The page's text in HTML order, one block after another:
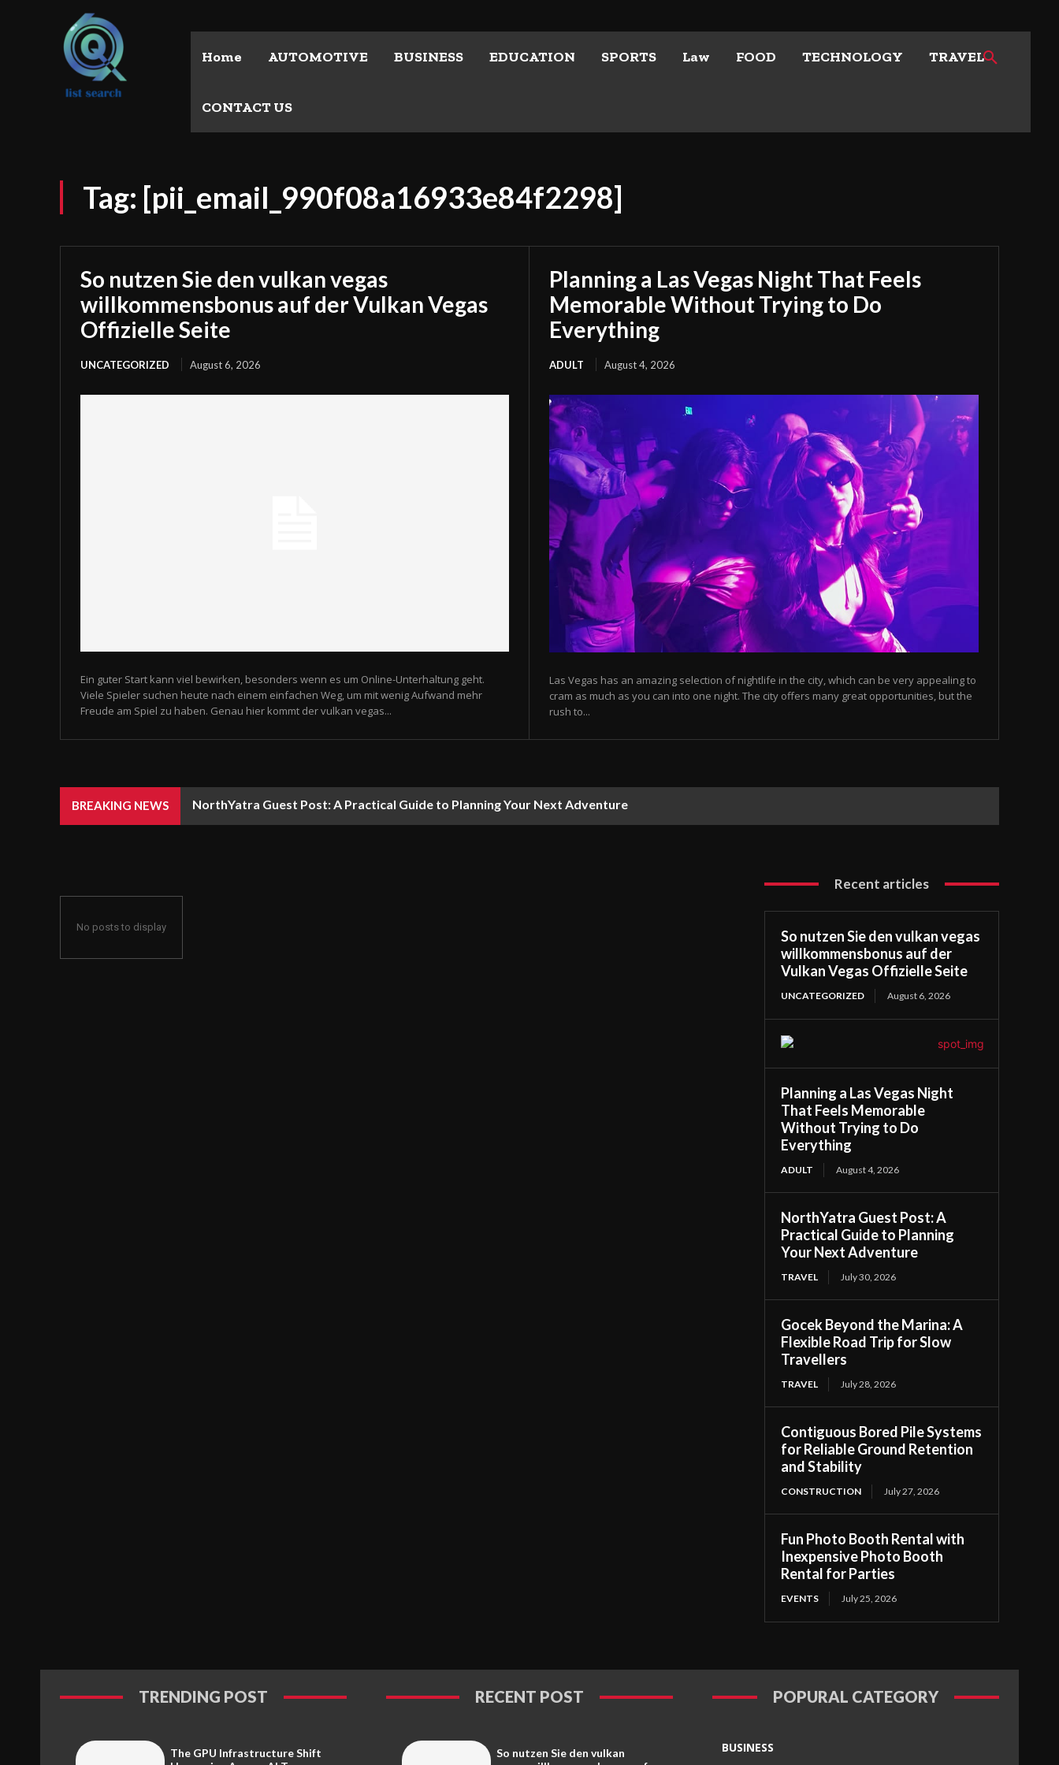
Home AUTOMOTIVE BUSINESS EDUCATION SPORTS Law FOOD TECHNOLOGY TRAVEL
CONTACT US
Tag: [pii_email_990f08a16933e84f2298]
So nutzen Sie den vulkan vegas
willkommensbonus auf der Vulkan Vegas
Offizielle Seite
UNCATEGORIZED August 6, 2026
Ein guter Start kann viel bewirken, besonders wenn es um Online-Unterhaltung geht.
Viele Spieler suchen heute nach einem einfachen Weg, um mit wenig Aufwand mehr
Freude am Spiel zu haben. Genau hier kommt der vulkan vegas...
Planning a Las Vegas Night That Feels
Memorable Without Trying to Do
Everything
ADULT August 4, 2026
Las Vegas has an amazing selection of nightlife in the city, which can be very appealing to
cram as much as you can into one night. The city offers many great opportunities, but the
rush to...
BREAKING NEWS NorthYatra Guest Post: A Practical Guide to Planning Your Next Adventure
No posts to display
Recent articles
So nutzen Sie den vulkan vegas
willkommensbonus auf der
Vulkan Vegas Offizielle Seite
UNCATEGORIZED August 6, 2026
Planning a Las Vegas Night
That Feels Memorable
Without Trying to Do
Everything
ADULT August 4, 2026
NorthYatra Guest Post: A
Practical Guide to Planning
Your Next Adventure
TRAVEL July 30, 2026
Gocek Beyond the Marina: A
Flexible Road Trip for Slow
Travellers
TRAVEL July 28, 2026
Contiguous Bored Pile Systems
for Reliable Ground Retention
and Stability
CONSTRUCTION July 27, 2026
Fun Photo Booth Rental with
Inexpensive Photo Booth
Rental for Parties
EVENTS July 25, 2026
TRENDING POST
The GPU Infrastructure Shift
RECENT POST
So nutzen Sie den vulkan
POPURAL CATEGORY
BUSINESS